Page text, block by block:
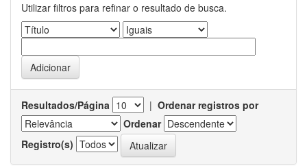
Utilizar filtros para refinar o resultado de busca.
Resultados/Página | Ordenar registros por
Ordenar
Registro(s)